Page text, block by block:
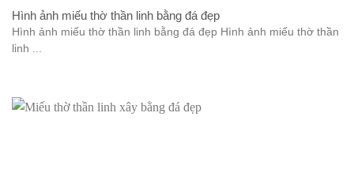
Hình ảnh miếu thờ thần linh bằng đá đẹp
Hình ảnh miếu thờ thần linh bằng đá đẹp Hình ảnh miếu thờ thần
linh ...